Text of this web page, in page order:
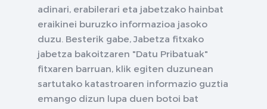
adinari, erabilerari eta jabetzako hainbat
eraikinei buruzko informazioa jasoko
duzu. Besterik gabe, Jabetza fitxako
jabetza bakoitzaren "Datu Pribatuak"
fitxaren barruan, klik egiten duzunean
sartutako katastroaren informazio guztia
emango dizun lupa duen botoi bat